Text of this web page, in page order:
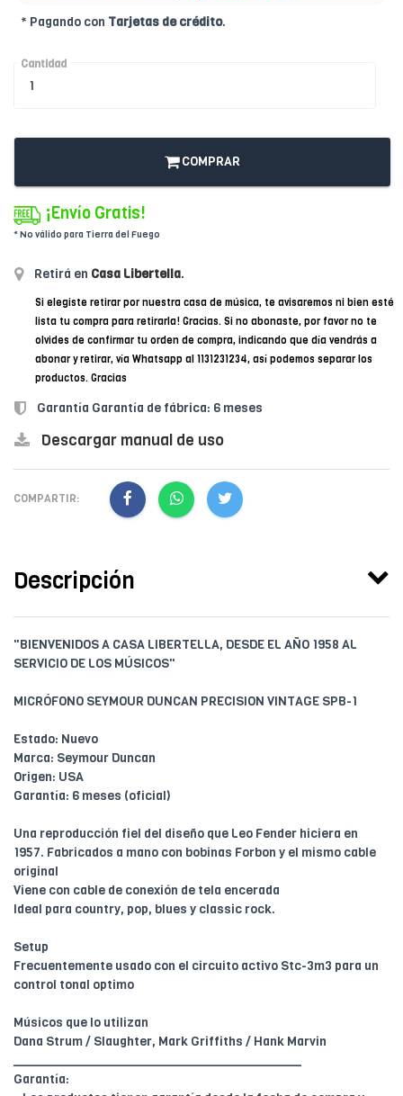
* Pagando con Tarjetas de crédito.
Cantidad
COMPRAR
¡Envío Gratis!
* No válido para Tierra del Fuego
Retirá en Casa Libertella.
Si elegiste retirar por nuestra casa de música, te avisaremos ni bien esté
lista tu compra para retirarla! Gracias. Si no abonaste, por favor no te
olvides de confirmar tu orden de compra, indicando que día vendrás a
abonar y retirar, vía Whatsapp al 1131231234, así podemos separar los
productos. Gracias
Garantía Garantía de fábrica: 6 meses
Descargar manual de uso
COMPARTIR:
Descripción
"BIENVENIDOS A CASA LIBERTELLA, DESDE EL AÑO 1958 AL
SERVICIO DE LOS MÚSICOS"
MICRÓFONO SEYMOUR DUNCAN PRECISION VINTAGE SPB-1
Estado: Nuevo
Marca: Seymour Duncan
Origen: USA
Garantía: 6 meses (oficial)
Una reproducción fiel del diseño que Leo Fender hiciera en
1957. Fabricados a mano con bobinas Forbon y el mismo cable
original
Viene con cable de conexión de tela encerada
Ideal para country, pop, blues y classic rock.
Setup
Frecuentemente usado con el circuito activo Stc-3m3 para un
control tonal optimo
Músicos que lo utilizan
Dana Strum / Slaughter, Mark Griffiths / Hank Marvin
Garantía: